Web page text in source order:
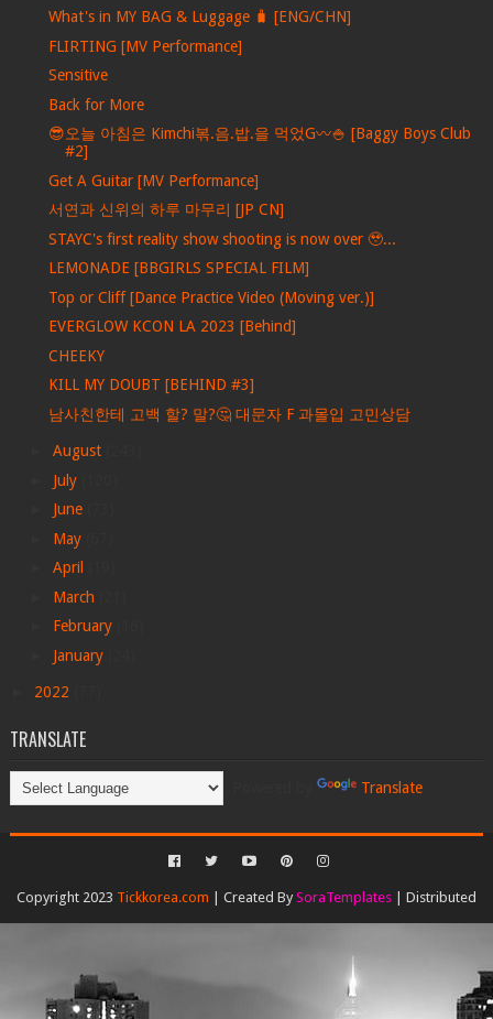
What's in MY BAG & Luggage 🧳 [ENG/CHN]
FLIRTING [MV Performance]
Sensitive
Back for More
😎오늘 아침은 Kimchi볶.음.밥.을 먹었G〰🍚 [Baggy Boys Club
#2]
Get A Guitar [MV Performance]
서연과 신위의 하루 마무리 [JP CN]
STAYC's first reality show shooting is now over 🥹...
LEMONADE [BBGIRLS SPECIAL FILM]
Top or Cliff [Dance Practice Video (Moving ver.)]
EVERGLOW KCON LA 2023 [Behind]
CHEEKY
KILL MY DOUBT [BEHIND #3]
남사친한테 고백 할? 말?🤔 대문자 F 과몰입 고민상담
August
July
June
May
April
March
February
January
2022
TRANSLATE
Translate
Copyright 2023 Tickkorea.com | Created By SoraTemplates| Distributed